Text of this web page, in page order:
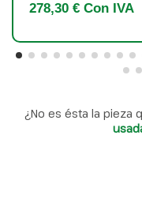
278,30 € Con IVA
¿No es ésta la pieza